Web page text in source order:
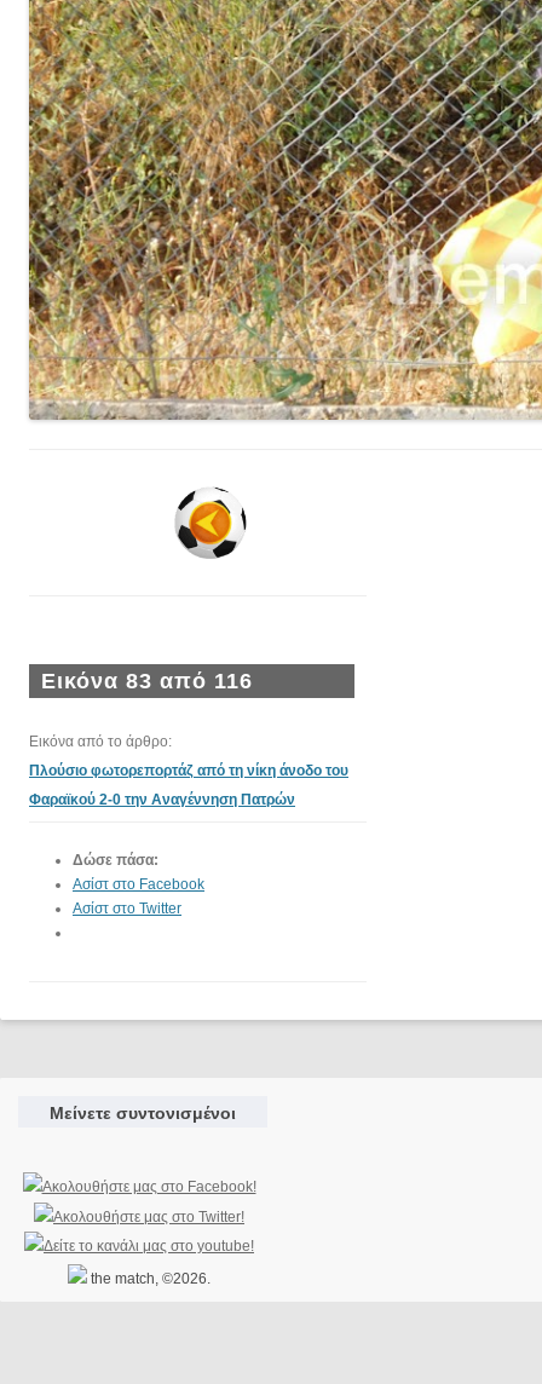
Εικόνα 83 από 116
Εικόνα από το άρθρο:
Πλούσιο φωτορεπορτάζ από τη νίκη άνοδο του
Φαραϊκού 2-0 την Αναγέννηση Πατρών
Δώσε πάσα:
Ασίστ στο Facebook
Ασίστ στο Twitter
Μείνετε συντονισμένοι
the match, ©2026.